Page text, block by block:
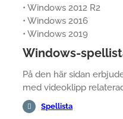
• Windows 2012 R2
• Windows 2016
• Windows 2019
Windows-
På den här sidan
med videoklipp
Spellista